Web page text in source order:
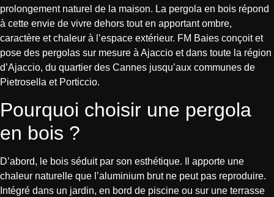
prolongement naturel de la maison. La pergola en bois répond
à cette envie de vivre dehors tout en apportant ombre,
caractère et chaleur à l’espace extérieur. FM Baies conçoit et
pose des pergolas sur mesure à Ajaccio et dans toute la région
d’Ajaccio, du quartier des Cannes jusqu’aux communes de
Pietrosella et Porticcio.
Pourquoi choisir une pergola
en bois ?
D’abord, le bois séduit par son esthétique. Il apporte une
chaleur naturelle que l’aluminium brut ne peut pas reproduire.
Intégré dans un jardin, en bord de piscine ou sur une terrasse